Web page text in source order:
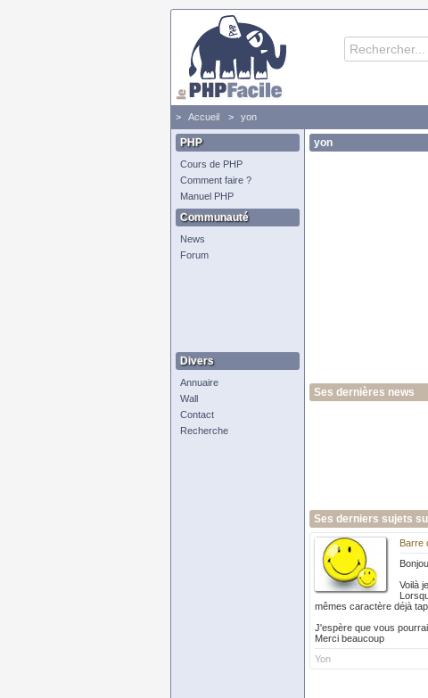
Accueil yon
PHP
Cours de PHP
Comment faire ?
Manuel PHP
Communauté
News
Forum
Divers
Annuaire
Wall
Contact
Recherche
yon
Ses dernières news
Ses derniers sujets
Barre
Voilà
mêmes caractère déjà
J'espère que vous
Merci beaucoup
Yon